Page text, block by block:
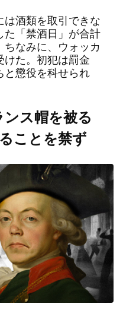
酒類を取引できな
た「禁酒日」が合計
ちなみに、ウォッカ
けた。初犯は罰金
と懲役を科せられ
ス帽を被る
ことを禁ず